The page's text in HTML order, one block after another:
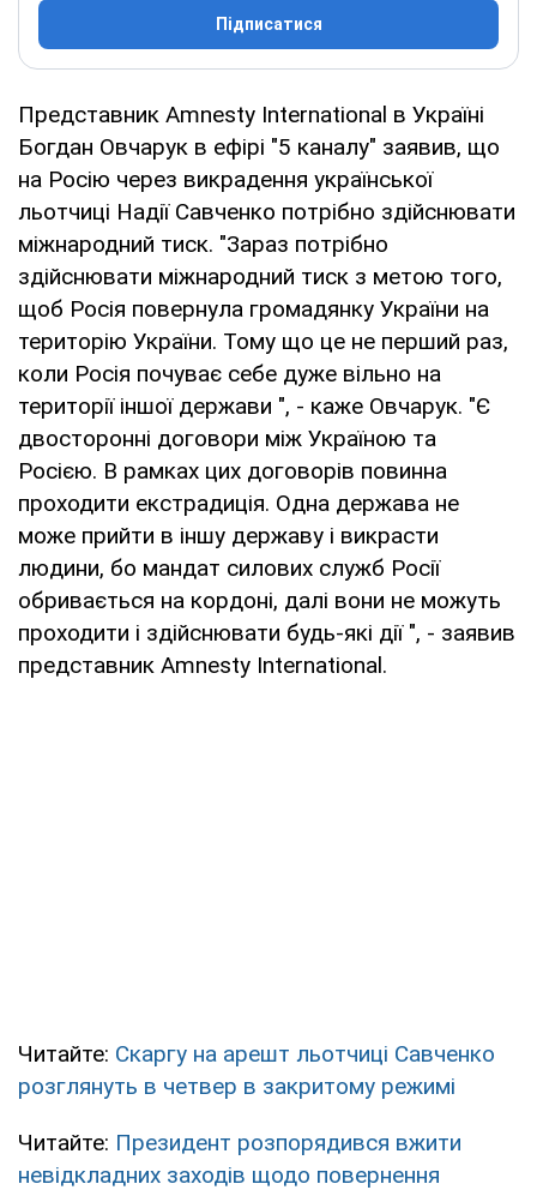
Підписатися
Представник Amnesty International в Україні
Богдан Овчарук в ефірі "5 каналу" заявив, що
на Росію через викрадення української
льотчиці Надії Савченко потрібно здійснювати
міжнародний тиск. "Зараз потрібно
здійснювати міжнародний тиск з метою того,
щоб Росія повернула громадянку України на
територію України. Тому що це не перший раз,
коли Росія почуває себе дуже вільно на
території іншої держави ", - каже Овчарук. "Є
двосторонні договори між Україною та
Росією. В рамках цих договорів повинна
проходити екстрадиція. Одна держава не
може прийти в іншу державу і викрасти
людини, бо мандат силових служб Росії
обривається на кордоні, далі вони не можуть
проходити і здійснювати будь-які дії ", - заявив
представник Amnesty International.
Читайте: Скаргу на арешт льотчиці Савченко
розглянуть в четвер в закритому режимі
Читайте: Президент розпорядився вжити
невідкладних заходів щодо повернення